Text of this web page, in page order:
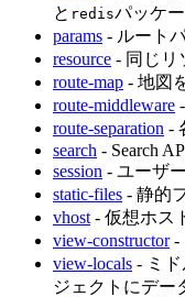
と redisパッケ
params - ルート
resource - 同じリ
route-map - 地図
route-middleware
route-separation -
search - Search
session - ユーザ
static-files - 静的
vhost - 仮想ホス
view-constructor-
view-locals - ミ
ジェクトにデー